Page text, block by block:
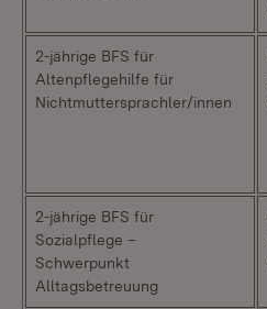
2-jährige BFS für
Altenpflegehilfe für
Nichtmuttersprachler/innen
2-jährige BFS für
Sozialpflege –
Schwerpunkt
Alltagsbetreuung